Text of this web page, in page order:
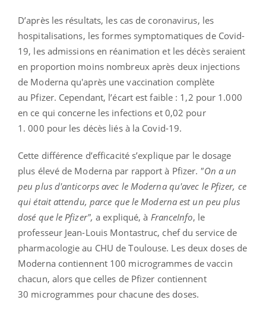
D’après les résultats, les cas de coronavirus, les
hospitalisations, les formes symptomatiques de Covid-
19, les admissions en réanimation et les décès seraient
en proportion moins nombreux après deux injections
de Moderna qu'après une vaccination complète
au Pfizer. Cependant, l’écart est faible : 1,2 pour 1.000
en ce qui concerne les infections et 0,02 pour
1. 000 pour les décès liés à la Covid-19.
Cette différence d’efficacité s’explique par le dosage
plus élevé de Moderna par rapport à Pfizer. "On a un
peu plus d'anticorps avec le Moderna qu'avec le Pfizer, ce
qui était attendu, parce que le Moderna est un peu plus
dosé que le Pfizer", a expliqué, à FranceInfo, le
professeur Jean-Louis Montastruc, chef du service de
pharmacologie au CHU de Toulouse. Les deux doses de
Moderna contiennent 100 microgrammes de vaccin
chacun, alors que celles de Pfizer contiennent
30 microgrammes pour chacune des doses.